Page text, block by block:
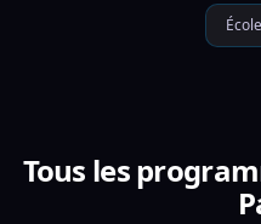
Tous les